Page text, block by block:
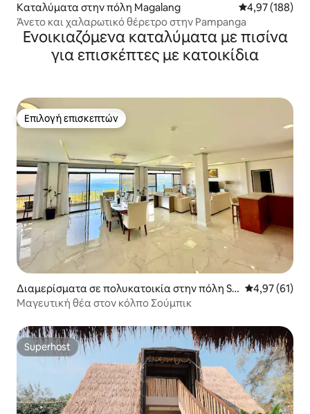
Καταλύματα στην πόλη Magalang Μέση
4,97 (188)
Άνετο και χαλαρωτικό θέρετρο στην Pampanga
Ενοικιαζόμενα καταλύματα με πισίνα
για επισκέπτες με κατοικίδια
Επιλογή επισκεπτών
Επιλογή επισκεπτών
Διαμερίσματα σε πολυκατοικία στην πόλη Su
bic Bay Freeport Zone
Μέση
4,97 (61)
Μαγευτική θέα στον κόλπο Σούμπικ
Superhost
Superhost